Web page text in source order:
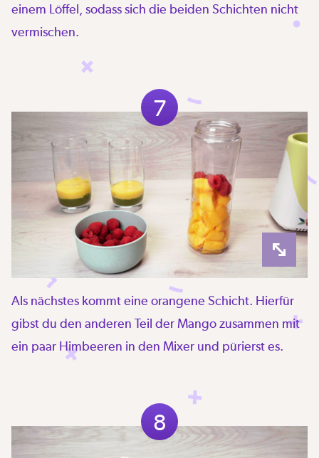
einem Löffel, sodass sich die beiden Schichten nicht
vermischen.
7
Als nächstes kommt eine orangene Schicht. Hierfür
gibst du den anderen Teil der Mango zusammen mit
ein paar Himbeeren in den Mixer und pürierst es.
8